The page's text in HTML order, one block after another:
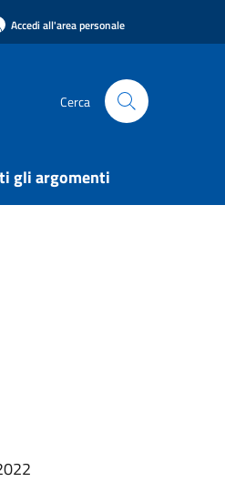
Accedi all'area personale
Cerca
gli argomenti